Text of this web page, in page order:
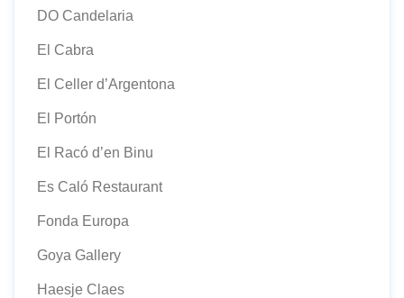
DO Candelaria
El Cabra
El Celler d’Argentona
El Portón
El Racó d’en Binu
Es Caló Restaurant
Fonda Europa
Goya Gallery
Haesje Claes